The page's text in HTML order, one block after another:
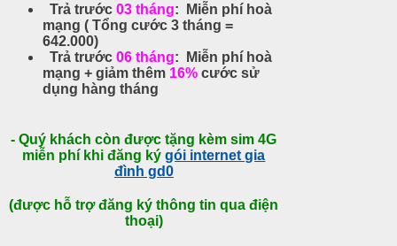
Trả trước 03 tháng: Miễn phí hoà
mạng ( Tổng cước 3 tháng =
642.000)
Trả trước 06 tháng: Miễn phí hoà
mạng + giảm thêm 16% cước sử
dụng hàng tháng
- Quý khách còn được tặng kèm sim 4G
miễn phí khi đăng kýgói internet gia
đình gd0
(được hỗ trợ đăng ký thông tin qua điện
thoại)